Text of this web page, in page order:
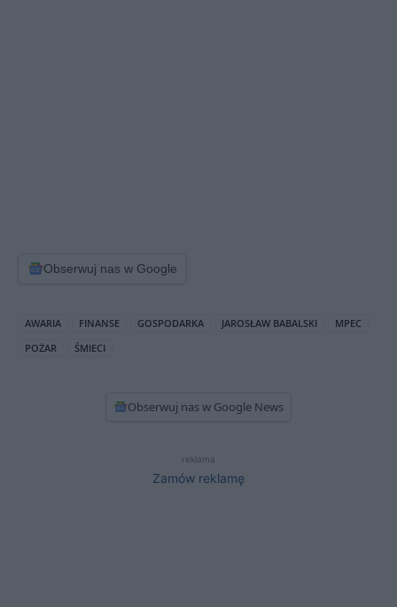
Obserwuj nas w Google
AWARIA FINANSE GOSPODARKA JAROSŁAW BABALSKI
MPEC
POŻAR
ŚMIECI
Obserwuj nas w Google News
reklama
Zamów reklamę